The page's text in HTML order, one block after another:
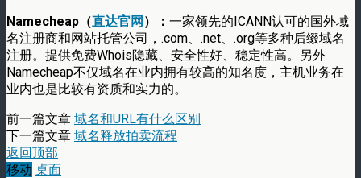
Namecheap（直达官网 ）： 一家领先的ICANN认可的国外域
名注册商和网站托管公司，.com、.net、.org等多种后缀域名
注册。提供免费Whois隐藏、安全性好、稳定性高。另外
Namecheap不仅域名在业内拥有较高的知名度，主机业务在
业内也是比较有资质和实力的。
前一篇文章 域名和URL有什么区别
下一篇文章 域名释放拍卖流程
返回顶部
移动 桌面